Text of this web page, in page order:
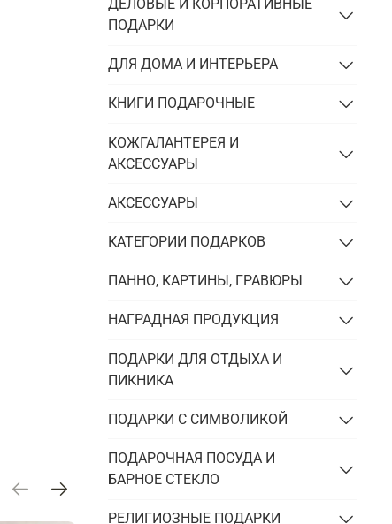
Подарки энергетику
Подарки юристу
ДЕЛОВЫЕ И КОРПОРАТИВНЫЕ
ПОДАРКИ
ДЛЯ ДОМА И ИНТЕРЬЕРА
КНИГИ ПОДАРОЧНЫЕ
КОЖГАЛАНТЕРЕЯ И
АКСЕССУАРЫ
АКСЕССУАРЫ
КАТЕГОРИИ ПОДАРКОВ
ПАННО, КАРТИНЫ, ГРАВЮРЫ
НАГРАДНАЯ ПРОДУКЦИЯ
ПОДАРКИ ДЛЯ ОТДЫХА И
ПИКНИКА
ПОДАРКИ С СИМВОЛИКОЙ
ПОДАРОЧНАЯ ПОСУДА И
БАРНОЕ СТЕКЛО
РЕЛИГИОЗНЫЕ ПОДАРКИ